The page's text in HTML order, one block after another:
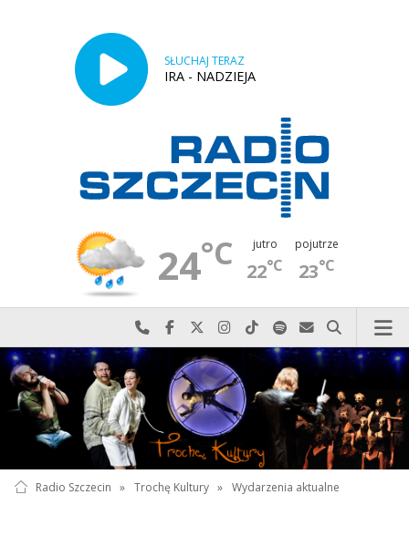
SŁUCHAJ TERAZ
IRA - NADZIEJA
24°C jutro
22°C
pojutrze
23°C
Najlepiej po prostu do nas zadzwoń
Odwiedź nas na Facebook-u
Odwiedź nas na X
Odwiedź nas na Instagram-ie
Odwiedź nas na TikTok-u
Szukaj nas na Spotify
Wyślij do nas
Szukaj
Radio Szczecin » Trochę Kultury » Wydarzenia aktualne